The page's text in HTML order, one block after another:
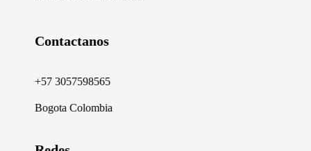
Contactanos
+57 3057598565
Bogota Colombia